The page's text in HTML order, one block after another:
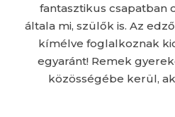
fantasztikus csapatban
általa mi, szülők is. Az
kímélve foglalkoznak
egyaránt! Remek
közösségébe kerül,